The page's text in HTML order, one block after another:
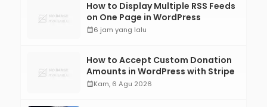
How to Display Multiple RSS Feeds
on One Page in WordPress
calendar_month6 jam yang lalu
How to Accept Custom Donation
Amounts in WordPress with Stripe
calendar_monthKam, 6 Agu 2026